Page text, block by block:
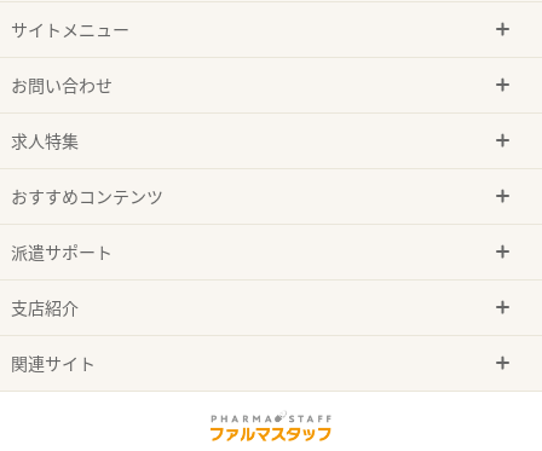
サイトメニュー
お問い合わせ
求人特集
おすすめコンテンツ
派遣サポート
支店紹介
関連サイト